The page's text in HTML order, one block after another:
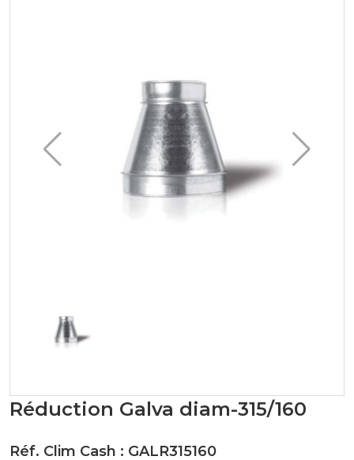
Réduction Galva diam-315/160
Réf. Clim Cash : GALR315160